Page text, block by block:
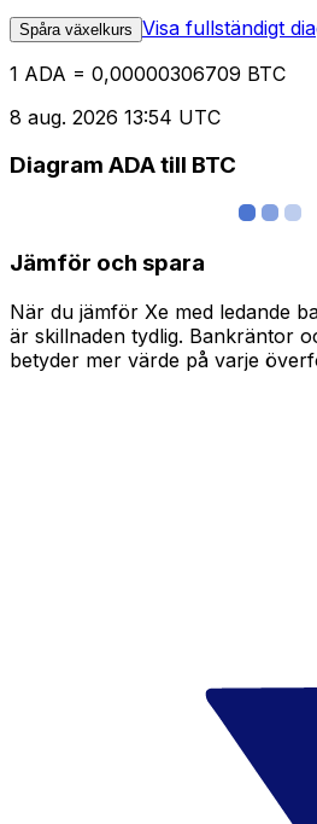
Spåra växelkurs Visa fullständigt
1 ADA = 0,00000306709 BTC
8 aug. 2026 13:54 UTC
Diagram ADA till BTC
Jämför och spara
När du jämför Xe med ledande
är skillnaden tydlig. Bankräntor
betyder mer värde på varje